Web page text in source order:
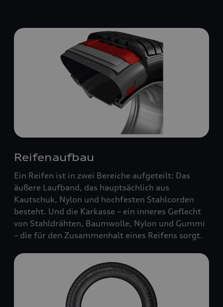
Reifenaufbau
Ein Reifen ist in zwei Bereiche aufgeteilt: Das
äußere Laufband, das hauptsächlich aus
Kautschuk, Nylon und hochfesten Stahlcorden
besteht. Und die Karkasse – ein inneres Geflecht
von Stahldrähten, Baumwolle, Nylon und Gummi
– die für den Zusammenhalt eines Reifens sorgt.